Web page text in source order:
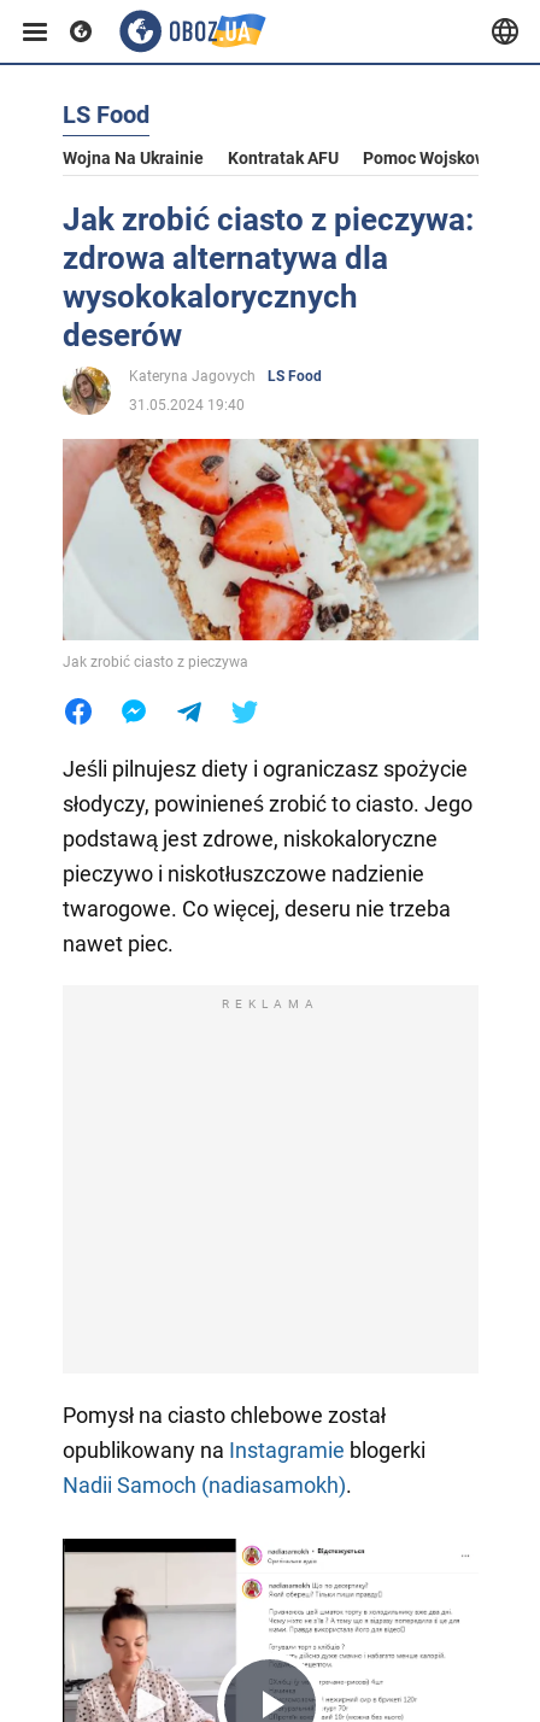
LS Food
Wojna Na Ukrainie Kontratak AFU Pomoc Wojskowa Dla
Jak zrobić ciasto z pieczywa:
zdrowa alternatywa dla
wysokokalorycznych
deserów
Kateryna Jagovych
LS Food
31.05.2024 19:40
Jak zrobić ciasto z pieczywa
Jeśli pilnujesz diety i ograniczasz spożycie
słodyczy, powinieneś zrobić to ciasto. Jego
podstawą jest zdrowe, niskokaloryczne
pieczywo i niskotłuszczowe nadzienie
twarogowe. Co więcej, deseru nie trzeba
nawet piec.
REKLAMA
Pomysł na ciasto chlebowe został
opublikowany na Instagramie blogerki
Nadii Samoch (nadiasamokh).